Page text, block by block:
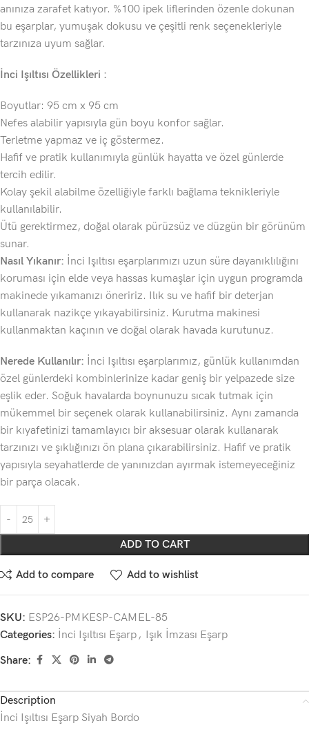
anınıza zarafet katıyor. %100 ipek liflerinden özenle dokunan
bu eşarplar, yumuşak dokusu ve çeşitli renk seçenekleriyle
tarzınıza uyum sağlar.
İnci Işıltısı Özellikleri :
Boyutlar: 95 cm x 95 cm
Nefes alabilir yapısıyla gün boyu konfor sağlar.
Terletme yapmaz ve iç göstermez.
Hafif ve pratik kullanımıyla günlük hayatta ve özel günlerde
tercih edilir.
Kolay şekil alabilme özelliğiyle farklı bağlama teknikleriyle
kullanılabilir.
Ütü gerektirmez, doğal olarak pürüzsüz ve düzgün bir görünüm
sunar.
Nasıl Yıkanır: İnci Işıltısı eşarplarımızı uzun süre dayanıklılığını
koruması için elde veya hassas kumaşlar için uygun programda
makinede yıkamanızı öneririz. Ilık su ve hafif bir deterjan
kullanarak nazikçe yıkayabilirsiniz. Kurutma makinesi
kullanmaktan kaçının ve doğal olarak havada kurutunuz.
Nerede Kullanılır: İnci Işıltısı eşarplarımız, günlük kullanımdan
özel günlerdeki kombinlerinize kadar geniş bir yelpazede size
eşlik eder. Soğuk havalarda boynunuzu sıcak tutmak için
mükemmel bir seçenek olarak kullanabilirsiniz. Aynı zamanda
bir kıyafetinizi tamamlayıcı bir aksesuar olarak kullanarak
tarzınızı ve şıklığınızı ön plana çıkarabilirsiniz. Hafif ve pratik
yapısıyla seyahatlerde de yanınızdan ayırmak istemeyeceğiniz
bir parça olacak.
ADD TO CART
Add to compare Add to wishlist
SKU: ESP26-PMKESP-CAMEL-85
Categories: İnci Işıltısı Eşarp, Işık İmzası Eşarp
Share:
Description
İnci Işıltısı Eşarp Siyah Bordo